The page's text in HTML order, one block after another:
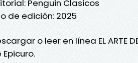
Penguin Clasicos
de edición: 2025
o leer en línea EL ARTE
Epicuro.